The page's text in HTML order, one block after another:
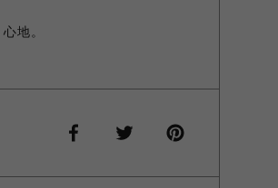
地。